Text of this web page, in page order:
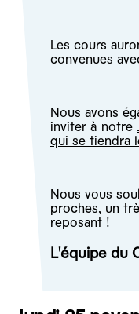
Les cours
convenues
Nous avons
inviter à notre
qui se tiendra
Nous vous
proches, un
reposant !
L'équipe du